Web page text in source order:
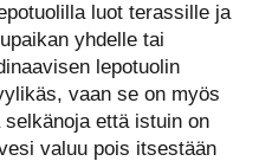
luot terassille ja
yhdelle tai
lepotuolin
vaan se on myös
että istuin on
valuu pois itsestään